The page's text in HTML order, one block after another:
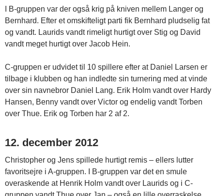
I B-gruppen var der også krig på kniven mellem Langer og
Bernhard. Efter et omskifteligt parti fik Bernhard pludselig fat
og vandt. Laurids vandt rimeligt hurtigt over Stig og David
vandt meget hurtigt over Jacob Hein.
C-gruppen er udvidet til 10 spillere efter at Daniel Larsen er
tilbage i klubben og han indledte sin turnering med at vinde
over sin navnebror Daniel Lang. Erik Holm vandt over Hardy
Hansen, Benny vandt over Victor og endelig vandt Torben
over Thue. Erik og Torben har 2 af 2.
12. december 2012
Christopher og Jens spillede hurtigt remis – ellers lutter
favoritsejre i A-gruppen. I B-gruppen var det en smule
overaskende at Henrik Holm vandt over Laurids og i C-